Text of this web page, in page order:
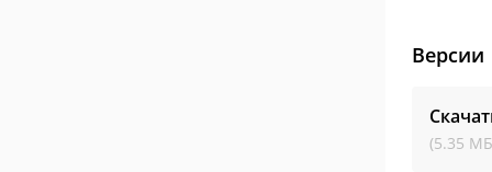
Версии
(5.35